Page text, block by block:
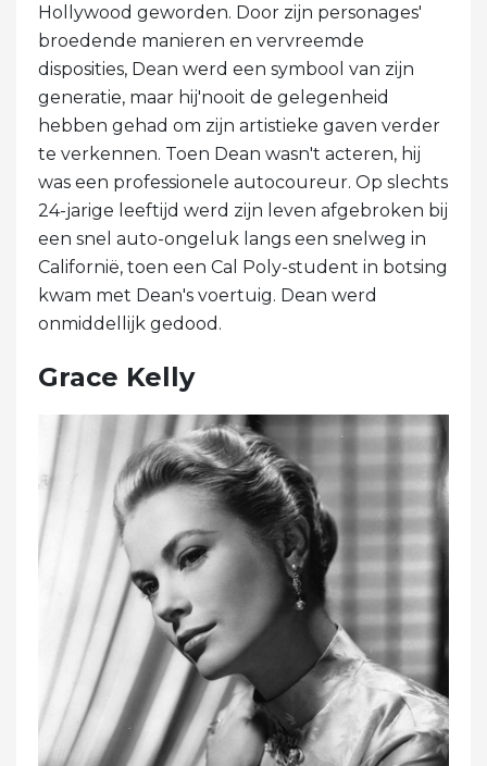
Hollywood geworden. Door zijn personages'
broedende manieren en vervreemde
disposities, Dean werd een symbool van zijn
generatie, maar hij'nooit de gelegenheid
hebben gehad om zijn artistieke gaven verder
te verkennen. Toen Dean wasn't acteren, hij
was een professionele autocoureur. Op slechts
24-jarige leeftijd werd zijn leven afgebroken bij
een snel auto-ongeluk langs een snelweg in
Californië, toen een Cal Poly-student in botsing
kwam met Dean's voertuig. Dean werd
onmiddellijk gedood.
Grace Kelly